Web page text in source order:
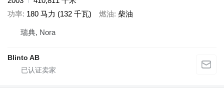
功率 180 马力 (132 千瓦) 燃油 柴油
瑞典, Nora
Blinto AB